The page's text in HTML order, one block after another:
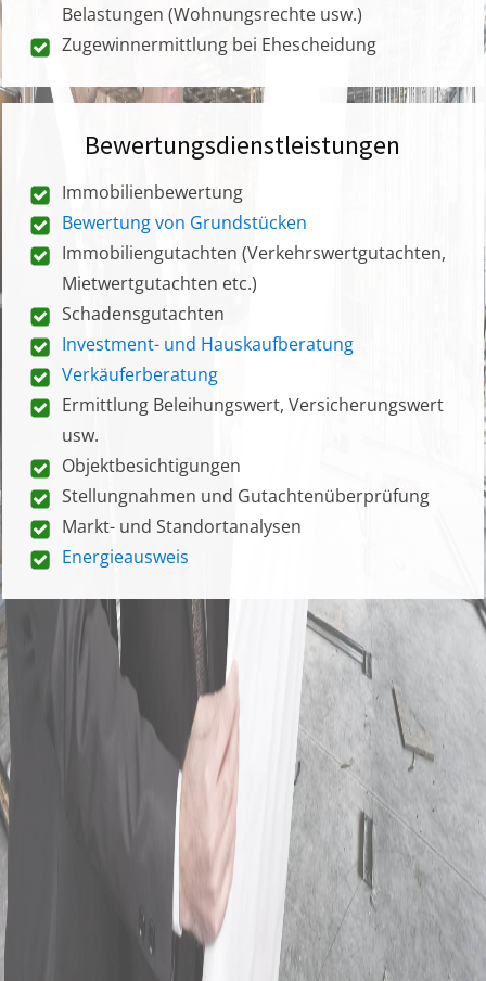
Belastungen (Wohnungsrechte usw.)
Zugewinnermittlung bei Ehescheidung
Bewertungsdienstleistungen
Immobilienbewertung
Bewertung von Grundstücken
Immobiliengutachten (Verkehrswertgutachten,
Mietwertgutachten etc.)
Schadensgutachten
Investment- und Hauskaufberatung
Verkäuferberatung
Ermittlung Beleihungswert, Versicherungswert
usw.
Objektbesichtigungen
Stellungnahmen und Gutachtenüberprüfung
Markt- und Standortanalysen
Energieausweis